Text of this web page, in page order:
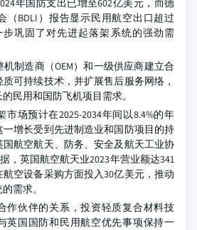
年国防支出已增至602亿美元，而德
（BDLI）报告显示民用航空出口超过
步巩固了对先进起落架系统的强劲需
制造商（OEM）和一级供应商建立合
可持续技术，并扩展售后服务网络，
民用和国防飞机项目需求。
场预计在2025-2034年间以8.4%的年
增长受到先进制造业和国防项目的持
航空航天、防务、安全及航天工业协
，英国航空航天业2023年营业额达341
空设备采购方面投入30亿美元，推动
需求。
作伙伴的关系，投资轻质复合材料技
英国国防和民用航空优先事项保持一